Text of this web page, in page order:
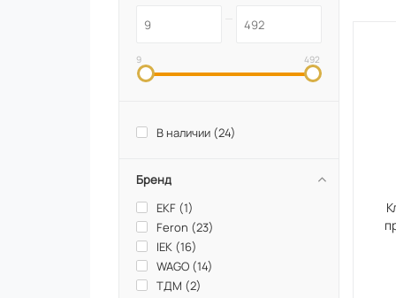
9 492
В наличии (24)
Бренд
EKF (1)
Feron (23)
IEK (16)
WAGO (14)
ТДМ (2)